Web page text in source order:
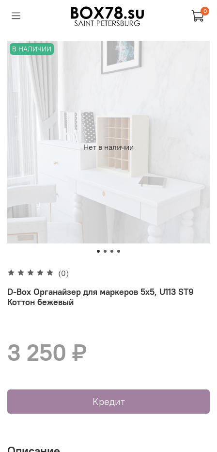
0
Нет в наличии
В НАЛИЧИИ
(0)
D-Box Органайзер для маркеров 5х5, U113 ST9
Коттон бежевый
3 250 ₽
Кредит